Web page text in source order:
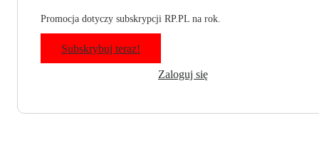
Promocja dotyczy subskrypcji RP.PL na rok.
Subskrybuj teraz!
Zaloguj się